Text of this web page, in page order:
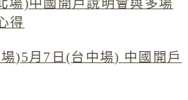
場)中國開戶說明會與多場
得
)5月7日(台中場) 中國開戶